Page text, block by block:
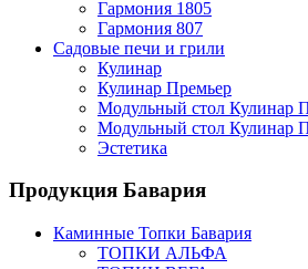
Гармония 1805
Гармония 807
Садовые печи и грили
Кулинар
Кулинар Премьер
Модульный стол Кулинар
Модульный стол Кулинар
Эстетика
Продукция Бавария
Каминные Топки Бавария
ТОПКИ АЛЬФА